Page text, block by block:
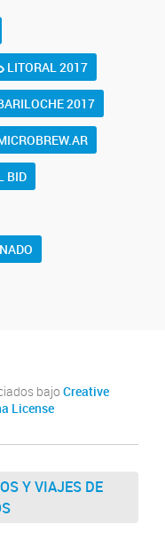
LITORAL 2017
2017
BID
bajo Creative
License
Y VIAJES DE